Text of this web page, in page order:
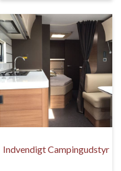
Indvendigt Campingudstyr